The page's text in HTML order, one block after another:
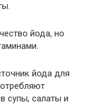
йода, но
йода для
супы, салаты и